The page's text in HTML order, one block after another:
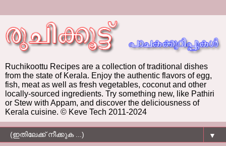
Ruchikoottu Recipes are a collection of traditional dishes
from the state of Kerala. Enjoy the authentic flavors of egg,
fish, meat as well as fresh vegetables, coconut and other
locally-sourced ingredients. Try something new, like Pathiri
or Stew with Appam, and discover the deliciousness of
Kerala cuisine. © Keve Tech 2011-2024
▼